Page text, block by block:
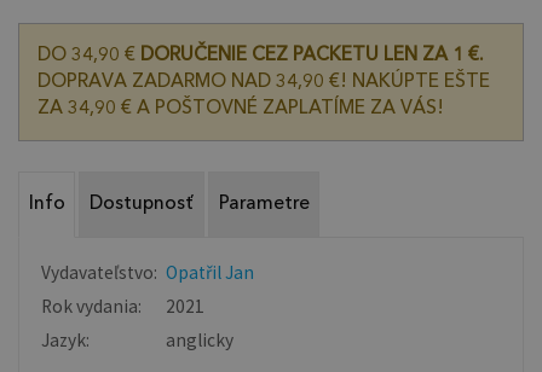
DO 34,90 € DORUČENIE CEZ PACKETU LEN ZA 1 €.
DOPRAVA ZADARMO NAD 34,90 €! NAKÚPTE EŠTE
ZA 34,90 € A POŠTOVNÉ ZAPLATÍME ZA VÁS!
Info Dostupnosť Parametre
Vydavateľstvo: Opatřil Jan
Rok vydania:
2021
Jazyk:
anglicky